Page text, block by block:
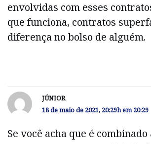
envolvidas com esses
que funciona, contratos
diferença no bolso de alguém.
JÚNIOR
18 de maio de 2021, 20:29h em 20:29
Se você acha que é